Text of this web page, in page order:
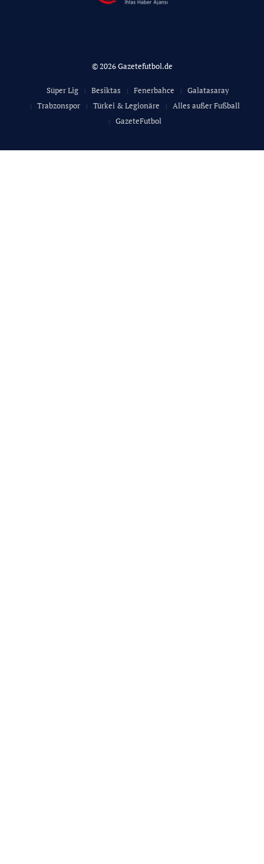
© 2026 Gazetefutbol.de
Süper Lig Besiktas Fenerbahce
Galatasaray
Trabzonspor
Türkei & Legionäre
Alles außer Fußball
GazeteFutbol